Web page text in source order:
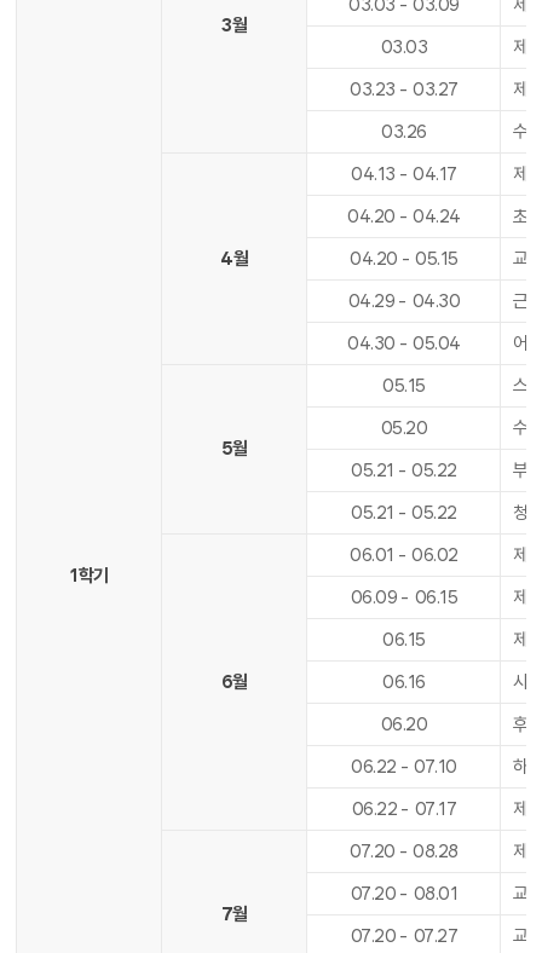
1학기
3월
03.03 - 03.09
제1
03.03
제1
03.23 - 03.27
제1
03.26 수
4월
04.13 - 04.17
제1
04.20 - 04.24
초
04.20 - 05.15
교
04.29 - 04.30
근
04.30 - 05.04 어
5월
05.15
스
05.20
수
05.21 - 05.22
부
05.21 - 05.22 청
6월
06.01 - 06.02
제9
06.09 - 06.15
제1
06.15
제1
06.16
사
06.20
후
06.22 - 07.10
하
06.22 - 07.17 제2
7월
07.20 - 08.28
제2
07.20 - 08.01
교
07.20 - 07.27
교